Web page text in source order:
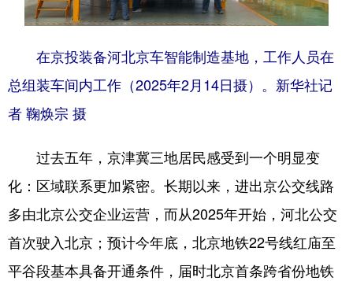
在京投装备河北京车智能制造基地，工作人员在
总组装车间内工作（2025年2月14日摄）。新华社记
者 鞠焕宗 摄
过去五年，京津冀三地居民感受到一个明显变
化：区域联系更加紧密。长期以来，进出京公交线路
多由北京公交企业运营，而从2025年开始，河北公交
首次驶入北京；预计今年底，北京地铁22号线红庙至
平谷段基本具备开通条件，届时北京首条跨省份地铁